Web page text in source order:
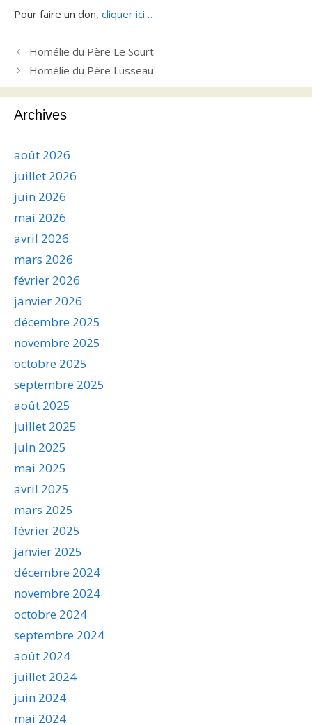
Pour faire un don, cliquer ici…
Homélie du Père Le Sourt
Homélie du Père Lusseau
Archives
août 2026
juillet 2026
juin 2026
mai 2026
avril 2026
mars 2026
février 2026
janvier 2026
décembre 2025
novembre 2025
octobre 2025
septembre 2025
août 2025
juillet 2025
juin 2025
mai 2025
avril 2025
mars 2025
février 2025
janvier 2025
décembre 2024
novembre 2024
octobre 2024
septembre 2024
août 2024
juillet 2024
juin 2024
mai 2024